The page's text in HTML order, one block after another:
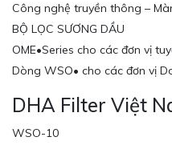
Công nghệ truyền thông –
BỘ LỌC SƯƠNG DẦU
OME•Series cho các đơn vị
Dòng WSO• cho các đơn vị
DHA Filter Việt
WSO-10